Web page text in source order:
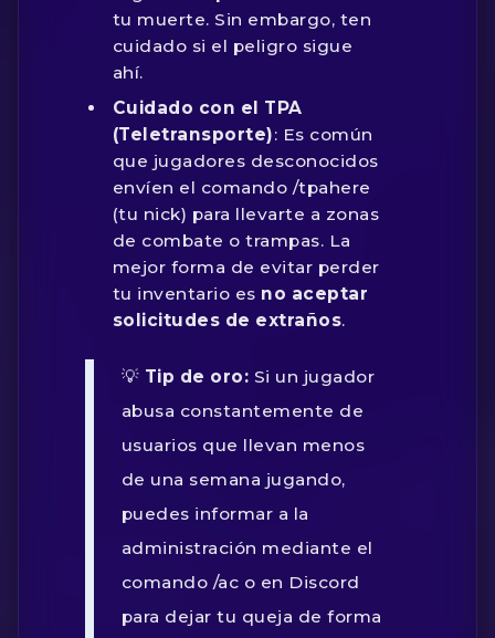
tu muerte. Sin embargo, ten
cuidado si el peligro sigue
ahí.
Cuidado con el TPA
(Teletransporte): Es común
que jugadores desconocidos
envíen el comando /tpahere
(tu nick) para llevarte a zonas
de combate o trampas. La
mejor forma de evitar perder
tu inventario es no aceptar
solicitudes de extraños.
💡 Tip de oro: Si un jugador
abusa constantemente de
usuarios que llevan menos
de una semana jugando,
puedes informar a la
administración mediante el
comando /ac o en Discord
para dejar tu queja de forma